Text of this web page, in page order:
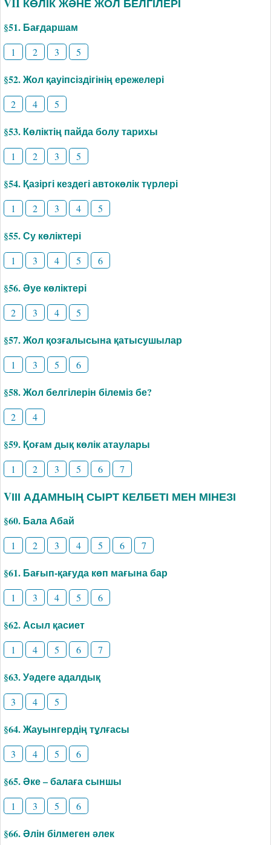
§51. Бағдаршам
1 2 3 5
§52. Жол қауіпсіздігінің ережелері
2 4 5
§53. Көліктің пайда болу тарихы
1 2 3 5
§54. Қазіргі кездегі автокөлік түрлері
1 2 3 4 5
§55. Су көліктері
1 3 4 5 6
§56. Әуе көліктері
2 3 4 5
§57. Жол қозғалысына қатысушылар
1 3 5 6
§58. Жол белгілерін білеміз бе?
2 4
§59. Қоғам дық көлік атаулары
1 2 3 5 6 7
VІІІ АДАМНЫҢ СЫРТ КЕЛБЕТІ МЕН МІНЕЗІ
§60. Бала Абай
1 2 3 4 5 6 7
§61. Бағып-қағуда көп мағына бар
1 3 4 5 6
§62. Асыл қасиет
1 4 5 6 7
§63. Уәдеге адалдық
3 4 5
§64. Жауынгердің тұлғасы
3 4 5 6
§65. Әке – балаға сыншы
1 3 5 6
§66. Әлін білмеген әлек